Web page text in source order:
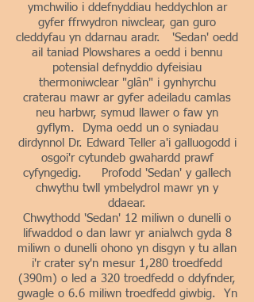
ymchwilio i ddefnyddiau heddychlon ar
gyfer ffrwydron niwclear, gan guro
cleddyfau yn ddarnau aradr. 'Sedan' oedd
ail taniad Plowshares a oedd i bennu
potensial defnyddio dyfeisiau
thermoniwclear "glân" i gynhyrchu
craterau mawr ar gyfer adeiladu camlas
neu harbwr, symud llawer o faw yn
gyflym. Dyma oedd un o syniadau
dirdynnol Dr. Edward Teller a'i galluogodd i
osgoi'r cytundeb gwahardd prawf
cyfyngedig. Profodd 'Sedan' y gallech
chwythu twll ymbelydrol mawr yn y
ddaear.
Chwythodd 'Sedan' 12 miliwn o dunelli o
lifwaddod o dan lawr yr anialwch gyda 8
miliwn o dunelli ohono yn disgyn y tu allan
i'r crater sy'n mesur 1,280 troedfedd
(390m) o led a 320 troedfedd o ddyfnder,
gwagle o 6.6 miliwn troedfedd giwbig. Yn